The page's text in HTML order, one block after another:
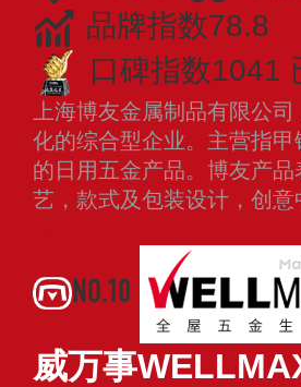
品牌指数78.8
口碑指数1041
上海博友金属制品有限公
化的综合型企业。主营指
的日用五金产品。博友产
艺，款式及包装设计，创
NO.10
威万事